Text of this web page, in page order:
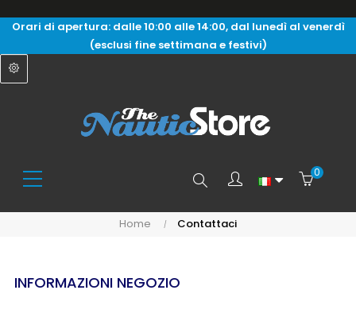
Orari di apertura: dalle 10:00 alle 14:00, dal lunedì al venerdì
(esclusi fine settimana e festivi)
Search 0
Home Contattaci
INFORMAZIONI NEGOZIO